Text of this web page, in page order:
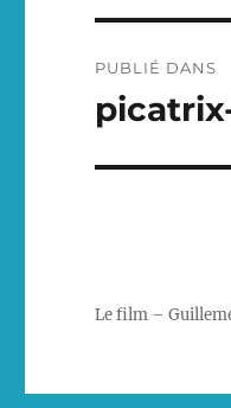
de
PUBLIÉ DANS
Le film –